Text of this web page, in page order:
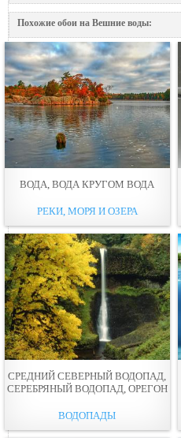
Похожие обои на Вешние воды:
ВОДА, ВОДА КРУГОМ ВОДА
РЕКИ, МОРЯ И ОЗЕРА
СРЕДНИЙ СЕВЕРНЫЙ ВОДОПАД,
СЕРЕБРЯНЫЙ ВОДОПАД, ОРЕГОН
ВОДОПАДЫ